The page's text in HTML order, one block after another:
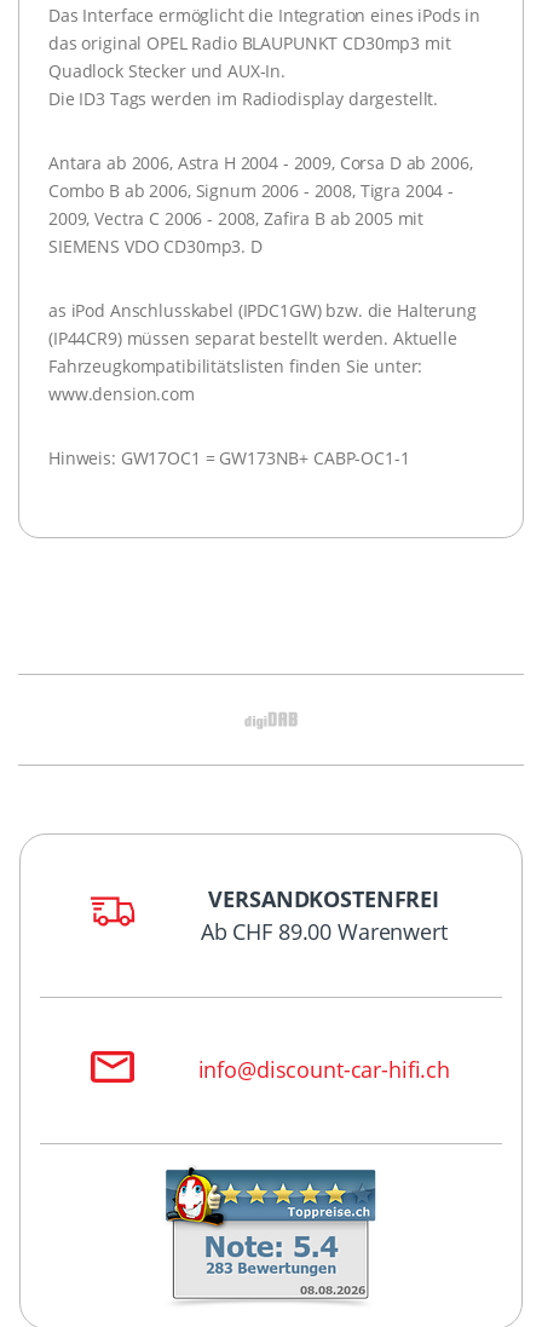
Das Interface ermöglicht die Integration eines iPods in
das original OPEL Radio BLAUPUNKT CD30mp3 mit
Quadlock Stecker und AUX-In.
Die ID3 Tags werden im Radiodisplay dargestellt.
Antara ab 2006, Astra H 2004 - 2009, Corsa D ab 2006,
Combo B ab 2006, Signum 2006 - 2008, Tigra 2004 -
2009, Vectra C 2006 - 2008, Zafira B ab 2005 mit
SIEMENS VDO CD30mp3. D
as iPod Anschlusskabel (IPDC1GW) bzw. die Halterung
(IP44CR9) müssen separat bestellt werden. Aktuelle
Fahrzeugkompatibilitätslisten finden Sie unter:
www.dension.com
Hinweis: GW17OC1 = GW173NB+ CABP-OC1-1
VERSANDKOSTENFREI
Ab CHF 89.00 Warenwert
info@discount-car-hifi.ch